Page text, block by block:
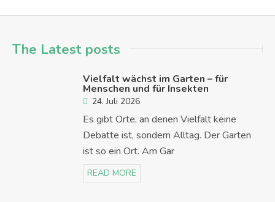
The Latest posts
Vielfalt wächst im Garten – für
Menschen und für Insekten
24. Juli 2026
Es gibt Orte, an denen Vielfalt keine
Debatte ist, sondern Alltag. Der Garten
ist so ein Ort. Am Gar
READ MORE